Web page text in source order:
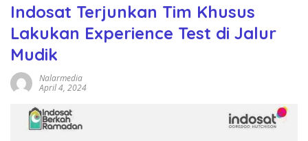
Indosat Terjunkan Tim Khusus
Lakukan Experience Test di Jalur
Mudik
Nalarmedia
April 4, 2024